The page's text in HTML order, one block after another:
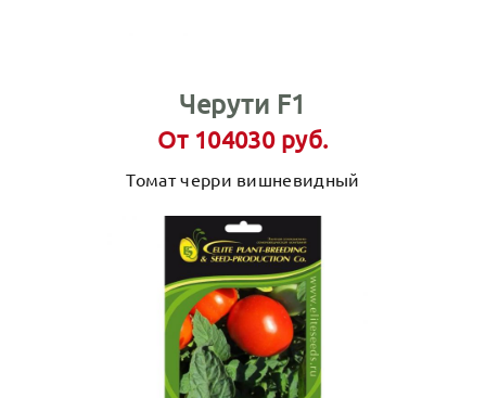
Черути F1
От 104030 руб.
Томат черри вишневидный